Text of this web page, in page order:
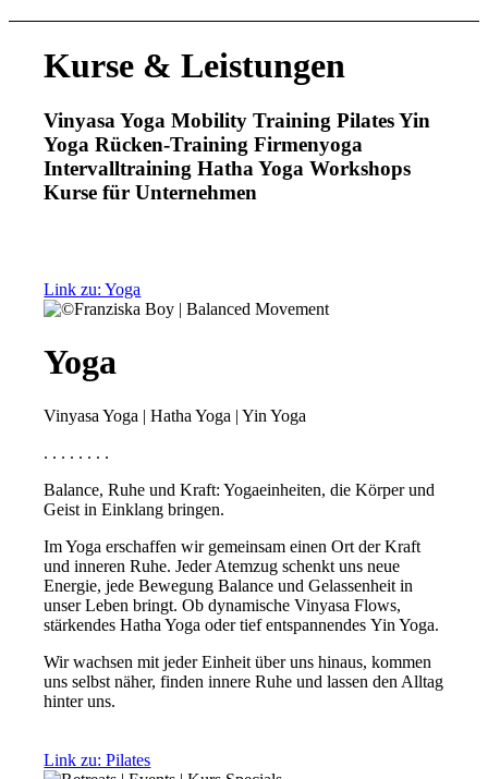
Kurse & Leistungen
Vinyasa Yoga Mobility Training Pilates Yin
Yoga Rücken-Training Firmenyoga
Intervalltraining Hatha Yoga Workshops
Kurse für Unternehmen
Link zu: Yoga
Yoga
Vinyasa Yoga | Hatha Yoga | Yin Yoga
. . . . . . . .
Balance, Ruhe und Kraft: Yogaeinheiten, die Körper und
Geist in Einklang bringen.
Im Yoga erschaffen wir gemeinsam einen Ort der Kraft
und inneren Ruhe. Jeder Atemzug schenkt uns neue
Energie, jede Bewegung Balance und Gelassenheit in
unser Leben bringt. Ob dynamische Vinyasa Flows,
stärkendes Hatha Yoga oder tief entspannendes Yin Yoga.
Wir wachsen mit jeder Einheit über uns hinaus, kommen
uns selbst näher, finden innere Ruhe und lassen den Alltag
hinter uns.
Link zu: Pilates